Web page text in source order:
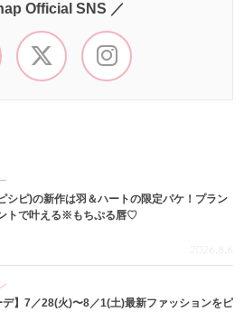
Official SNS ／
シピ)の新作は羽＆ハートの限定パケ！プラン
トで叶える※もちぷる唇♡
2026.8.6
デ】7／28(火)〜8／1(土)最新ファッションをピ